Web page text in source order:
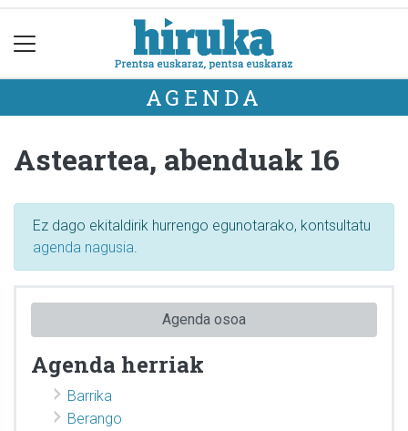
AGENDA
Asteartea, abenduak 16
Ez dago ekitaldirik hurrengo egunotarako, kontsultatu
agenda nagusia
Agenda osoa
Agenda herriak
Barrika
Berango